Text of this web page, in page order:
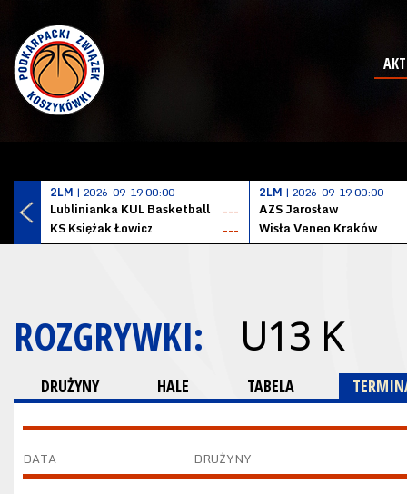
2LM | 2026-09-19 00:00
Lublinianka KUL Basketball
---
KS Księżak Łowicz
---
2LM | 2026-09-19 00:00
AZS Jarosław
Wisła Veneo Kraków
ROZGRYWKI: U13 K
DRUŻYNY HALE TABELA
DATA DRUŻYNY